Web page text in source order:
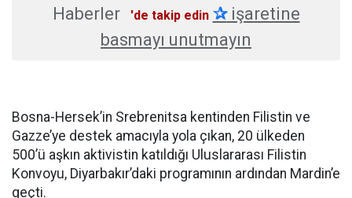
Haberler
'de takip edin ✰işaretine
basmayı unutmayın
Bosna-Hersek’in Srebrenitsa kentinden Filistin ve
Gazze’ye destek amacıyla yola çıkan, 20 ülkeden
500’ü aşkın aktivistin katıldığı Uluslararası Filistin
Konvoyu, Diyarbakır’daki programının ardından Mardin’e
geçti.